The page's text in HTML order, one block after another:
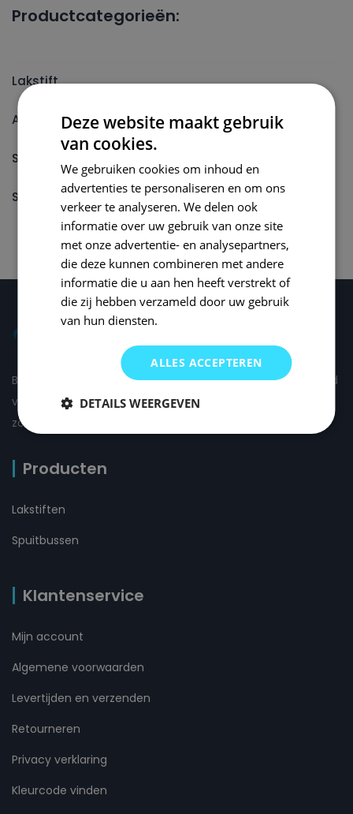
Productcategorieën:
Lakstift
Autolak reparatieset
Spuitbus
Spuitbus Autolak
Bij Small Repair Systems begrijpen we dat autoschade altijd
vervelend is en daarom proberen wij om de schade voor u
zo comfortabel mogelijk te herstellen.
Producten
Lakstiften
Spuitbussen
Klantenservice
Mijn account
Algemene voorwaarden
Levertijden en verzenden
Retourneren
Privacy verklaring
Kleurcode vinden
Deze website maakt gebruik
van cookies.
We gebruiken cookies om inhoud en
advertenties te personaliseren en om ons
verkeer te analyseren. We delen ook
informatie over uw gebruik van onze site
met onze advertentie- en analysepartners,
die deze kunnen combineren met andere
informatie die u aan hen heeft verstrekt of
die zij hebben verzameld door uw gebruik
van hun diensten.
ALLES ACCEPTEREN
DETAILS WEERGEVEN